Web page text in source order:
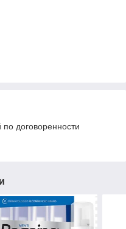
договоренности